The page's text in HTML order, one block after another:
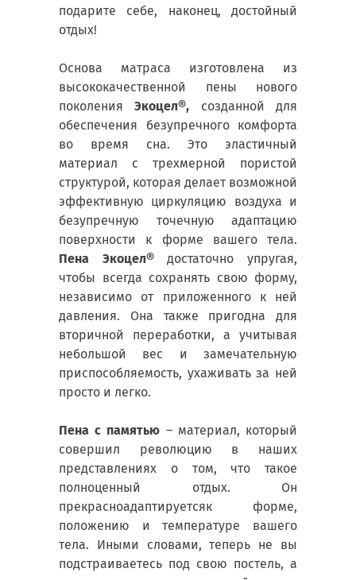
подарите себе, наконец, достойный
отдых!
Основа матраса изготовлена ​​из
высококачественной пены нового
поколения Экоцел®, созданной для
обеспечения безупречного комфорта
во время сна. Это эластичный
материал с трехмерной пористой
структурой, которая делает возможной
эффективную циркуляцию воздуха и
безупречную точечную адаптацию
поверхности к форме вашего тела.
Пена Экоцел®достаточно упругая,
чтобы всегда сохранять свою форму,
независимо от приложенного к ней
давления. Она также пригодна для
вторичной переработки, а учитывая
небольшой вес и замечательную
приспособляемость, ухаживать за ней
просто и легко.
Пена с памятью – материал, который
совершил революцию в наших
представлениях о том, что такое
полноценный отдых. Он
прекрасноадаптируетсяк форме,
положению и температуре вашего
тела. Иными словами, теперь не вы
подстраиваетесь под свою постель, а